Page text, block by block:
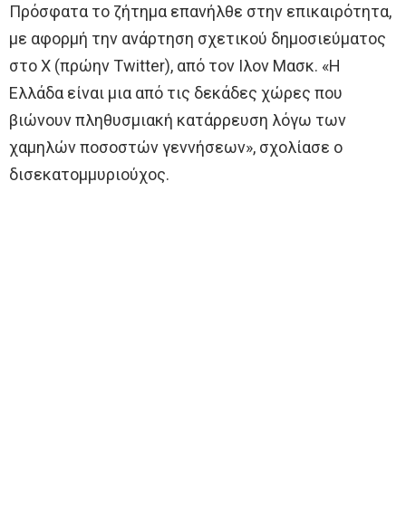
Πρόσφατα το ζήτημα επανήλθε στην επικαιρότητα,
με αφορμή την ανάρτηση σχετικού δημοσιεύματος
στο X (πρώην Τwitter), από τον Ιλον Μασκ. «Η
Ελλάδα είναι μια από τις δεκάδες χώρες που
βιώνουν πληθυσμιακή κατάρρευση λόγω των
χαμηλών ποσοστών γεννήσεων», σχολίασε ο
δισεκατομμυριούχος.